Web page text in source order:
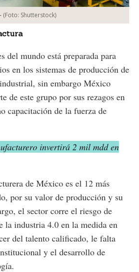
- (Foto: Shutterstock)
del mundo está preparada para
en los sistemas de producción de
sin embargo México
de este grupo por sus rezagos en
capacitación de la fuerza de
invertirá 2 mil mdd en
de México es el 12 más
por su valor de producción y su
el sector corre el riesgo de
la industria 4.0 en la medida en
del talento calificado, le falta
y el desarrollo de